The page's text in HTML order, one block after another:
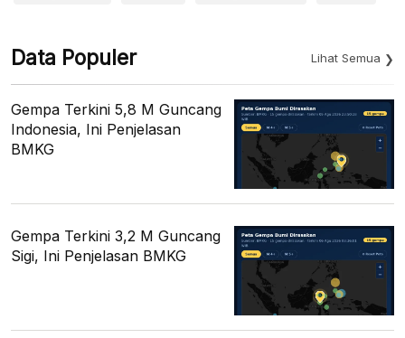
Data Populer Lihat Semua
Gempa Terkini 5,8 M Guncang
Indonesia, Ini Penjelasan
BMKG
Gempa Terkini 3,2 M Guncang
Sigi, Ini Penjelasan BMKG